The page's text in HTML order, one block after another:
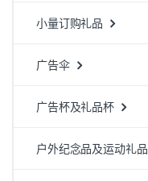
小量订购礼品
广告伞
广告杯及礼品杯
户外纪念品及运动礼品